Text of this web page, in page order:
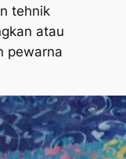
tehnik
atau
pewarna